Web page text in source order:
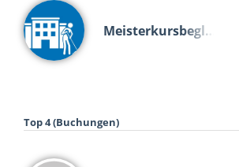
Meisterkursbegl…
Top 4 (Buchungen)